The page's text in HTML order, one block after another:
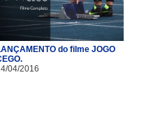
do filme JOGO
04/2016